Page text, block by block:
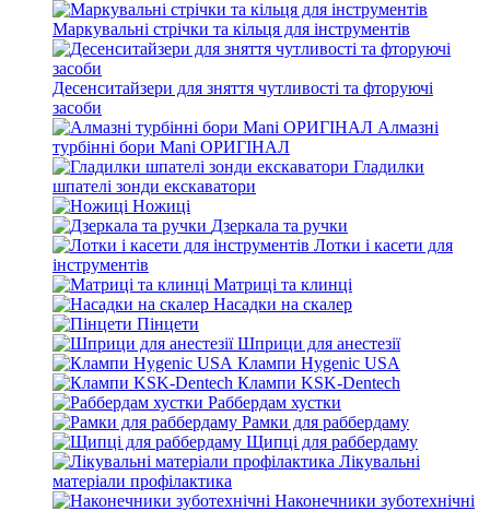
Маркувальні стрічки та кільця для інструментів
Десенситайзери для зняття чутливості та фторуючі
засоби
Алмазні
турбінні бори Mani ОРИГІНАЛ
Гладилки
шпателі зонди екскаватори
Ножиці
Дзеркала та ручки
Лотки і касети для
інструментів
Матриці та клинці
Насадки на скалер
Пінцети
Шприци для анестезії
Клампи Hygenic USA
Клампи KSK-Dentech
Раббердам хустки
Рамки для раббердаму
Щипці для раббердаму
Лікувальні
матеріали профілактика
Наконечники зуботехнічні